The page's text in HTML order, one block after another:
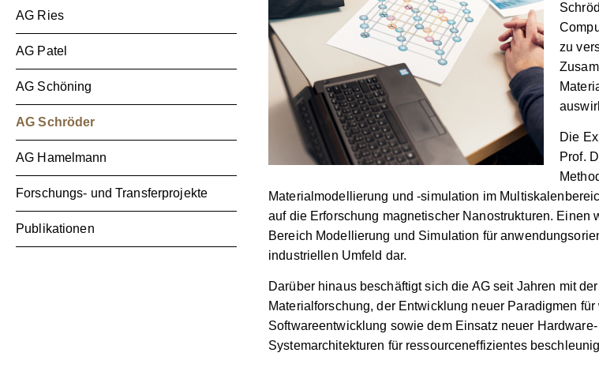
zu
Die
Prof.
Materialmodellierung und -simulation im
auf die Erforschung magnetischer Nanostrukturen. Einen
Bereich Modellierung und Simulation für
industriellen Umfeld dar.
Darüber hinaus beschäftigt sich die AG seit Jahren mit
Materialforschung, der Entwicklung neuer Paradigmen
Softwareentwicklung sowie dem Einsatz neuer
Systemarchitekturen für ressourceneffizientes
AG Ries
AG Patel
AG Schöning
AG Schröder
AG Hamelmann
Forschungs- und Transferprojekte
Publikationen